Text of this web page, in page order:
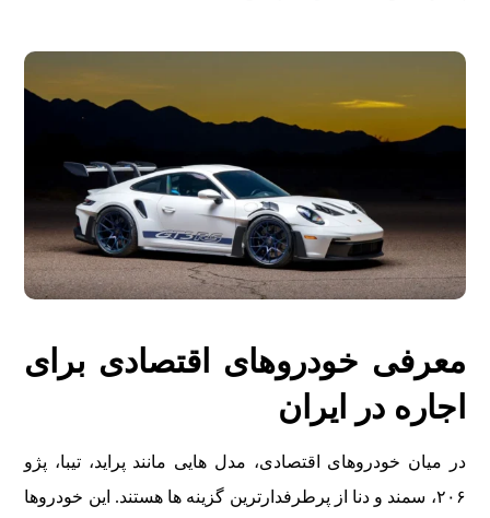
معرفی خودروهای اقتصادی برای
اجاره در ایران
در میان خودروهای اقتصادی، مدل هایی مانند پراید، تیبا، پژو
۲۰۶، سمند و دنا از پرطرفدارترین گزینه ها هستند. این خودروها